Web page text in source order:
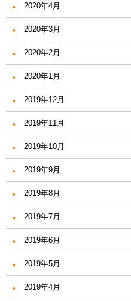
2020年4月
2020年3月
2020年2月
2020年1月
2019年12月
2019年11月
2019年10月
2019年9月
2019年8月
2019年7月
2019年6月
2019年5月
2019年4月